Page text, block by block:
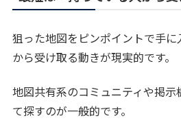
狙った地図をピンポイントで手
から受け取る動きが現実的です。
地図共有系のコミュニティや掲示
て探すのが一般的です。